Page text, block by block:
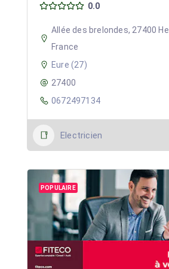
0.0
Allée des brelondes, 27400
France
Eure (27)
27400
0672497134
Electricien
POPULAIRE